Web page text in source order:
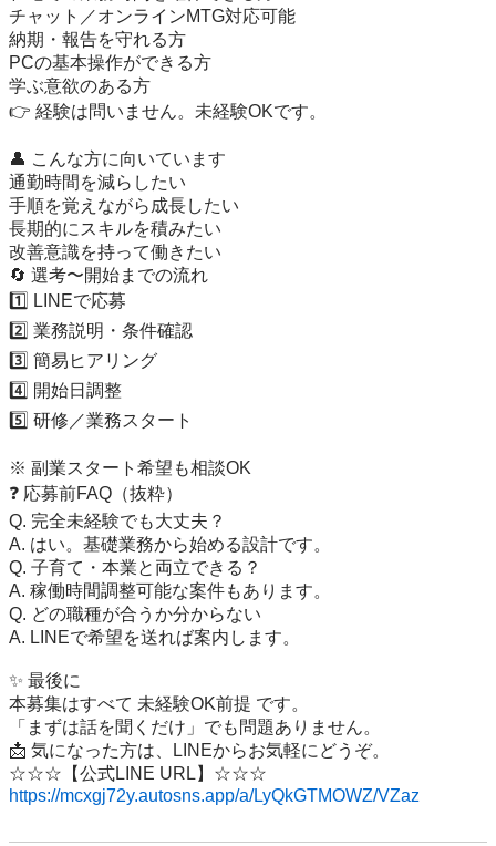
チャット／オンラインMTG対応可能
納期・報告を守れる方
PCの基本操作ができる方
学ぶ意欲のある方
👉 経験は問いません。未経験OKです。
👤 こんな方に向いています
通勤時間を減らしたい
手順を覚えながら成長したい
長期的にスキルを積みたい
改善意識を持って働きたい
🔄 選考〜開始までの流れ
1️⃣ LINEで応募
2️⃣ 業務説明・条件確認
3️⃣ 簡易ヒアリング
4️⃣ 開始日調整
5️⃣ 研修／業務スタート
※ 副業スタート希望も相談OK
❓ 応募前FAQ（抜粋）
Q. 完全未経験でも大丈夫？
A. はい。基礎業務から始める設計です。
Q. 子育て・本業と両立できる？
A. 稼働時間調整可能な案件もあります。
Q. どの職種が合うか分からない
A. LINEで希望を送れば案内します。
✨ 最後に
本募集はすべて 未経験OK前提 です。
「まずは話を聞くだけ」でも問題ありません。
📩 気になった方は、LINEからお気軽にどうぞ。
https://mcxgj72y.autosns.app/a/LyQkGTMOWZ/VZaz